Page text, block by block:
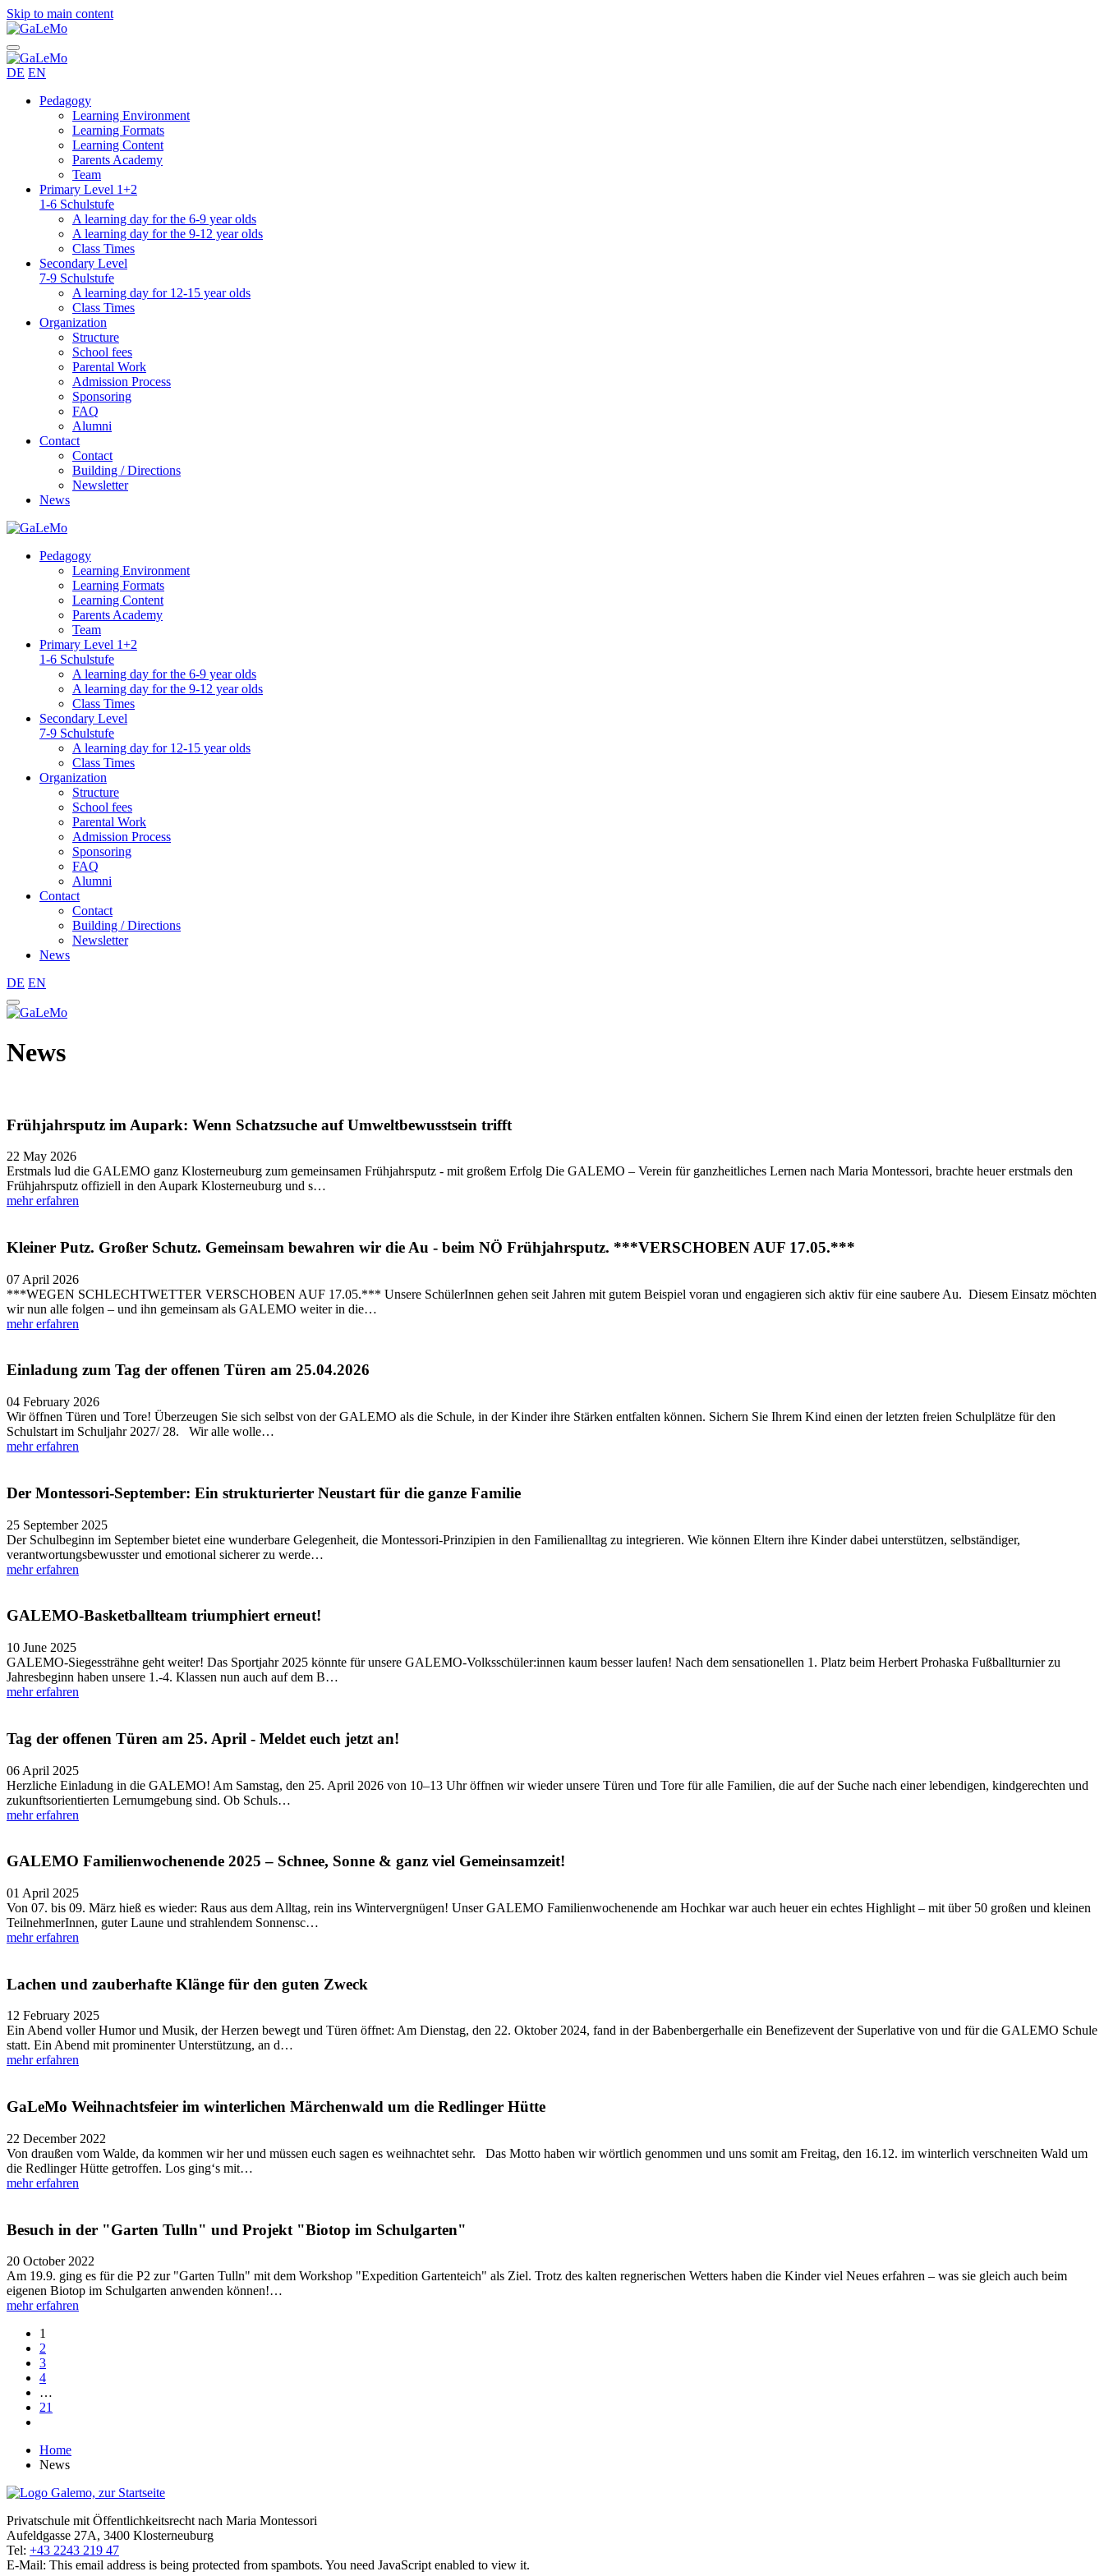
Skip to main content
DE EN
Pedagogy
Learning Environment
Learning Formats
Learning Content
Parents Academy
Team
Primary Level 1+2
1-6 Schulstufe
A learning day for the 6-9 year olds
A learning day for the 9-12 year olds
Class Times
Secondary Level
7-9 Schulstufe
A learning day for 12-15 year olds
Class Times
Organization
Structure
School fees
Parental Work
Admission Process
Sponsoring
FAQ
Alumni
Contact
Contact
Building / Directions
Newsletter
News
Pedagogy
Learning Environment
Learning Formats
Learning Content
Parents Academy
Team
Primary Level 1+2
1-6 Schulstufe
A learning day for the 6-9 year olds
A learning day for the 9-12 year olds
Class Times
Secondary Level
7-9 Schulstufe
A learning day for 12-15 year olds
Class Times
Organization
Structure
School fees
Parental Work
Admission Process
Sponsoring
FAQ
Alumni
Contact
Contact
Building / Directions
Newsletter
News
DE EN
News
Frühjahrsputz im Aupark: Wenn Schatzsuche auf Umweltbewusstsein trifft
22 May 2026
Erstmals lud die GALEMO ganz Klosterneuburg zum gemeinsamen Frühjahrsputz - mit großem Erfolg Die GALEMO – Verein für ganzheitliches Lernen nach Maria Montessori, brachte heuer erstmals den
Frühjahrsputz offiziell in den Aupark Klosterneuburg und s…
mehr erfahren
Kleiner Putz. Großer Schutz. Gemeinsam bewahren wir die Au - beim NÖ Frühjahrsputz. ***VERSCHOBEN AUF 17.05.***
07 April 2026
***WEGEN SCHLECHTWETTER VERSCHOBEN AUF 17.05.*** Unsere SchülerInnen gehen seit Jahren mit gutem Beispiel voran und engagieren sich aktiv für eine saubere Au. Diesem Einsatz möchten
wir nun alle folgen – und ihn gemeinsam als GALEMO weiter in die…
mehr erfahren
Einladung zum Tag der offenen Türen am 25.04.2026
04 February 2026
Wir öffnen Türen und Tore! Überzeugen Sie sich selbst von der GALEMO als die Schule, in der Kinder ihre Stärken entfalten können. Sichern Sie Ihrem Kind einen der letzten freien Schulplätze für den
Schulstart im Schuljahr 2027/ 28. Wir alle wolle…
mehr erfahren
Der Montessori-September: Ein strukturierter Neustart für die ganze Familie
25 September 2025
Der Schulbeginn im September bietet eine wunderbare Gelegenheit, die Montessori-Prinzipien in den Familienalltag zu integrieren. Wie können Eltern ihre Kinder dabei unterstützen, selbständiger,
verantwortungsbewusster und emotional sicherer zu werde…
mehr erfahren
GALEMO-Basketballteam triumphiert erneut!
10 June 2025
GALEMO-Siegessträhne geht weiter! Das Sportjahr 2025 könnte für unsere GALEMO-Volksschüler:innen kaum besser laufen! Nach dem sensationellen 1. Platz beim Herbert Prohaska Fußballturnier zu
Jahresbeginn haben unsere 1.-4. Klassen nun auch auf dem B…
mehr erfahren
Tag der offenen Türen am 25. April - Meldet euch jetzt an!
06 April 2025
Herzliche Einladung in die GALEMO! Am Samstag, den 25. April 2026 von 10–13 Uhr öffnen wir wieder unsere Türen und Tore für alle Familien, die auf der Suche nach einer lebendigen, kindgerechten und
zukunftsorientierten Lernumgebung sind. Ob Schuls…
mehr erfahren
GALEMO Familienwochenende 2025 – Schnee, Sonne & ganz viel Gemeinsamzeit!
01 April 2025
Von 07. bis 09. März hieß es wieder: Raus aus dem Alltag, rein ins Wintervergnügen! Unser GALEMO Familienwochenende am Hochkar war auch heuer ein echtes Highlight – mit über 50 großen und kleinen
TeilnehmerInnen, guter Laune und strahlendem Sonnensc…
mehr erfahren
Lachen und zauberhafte Klänge für den guten Zweck
12 February 2025
Ein Abend voller Humor und Musik, der Herzen bewegt und Türen öffnet: Am Dienstag, den 22. Oktober 2024, fand in der Babenbergerhalle ein Benefizevent der Superlative von und für die GALEMO Schule
statt. Ein Abend mit prominenter Unterstützung, an d…
mehr erfahren
GaLeMo Weihnachtsfeier im winterlichen Märchenwald um die Redlinger Hütte
22 December 2022
Von draußen vom Walde, da kommen wir her und müssen euch sagen es weihnachtet sehr. Das Motto haben wir wörtlich genommen und uns somit am Freitag, den 16.12. im winterlich verschneiten Wald um
die Redlinger Hütte getroffen. Los ging‘s mit…
mehr erfahren
Besuch in der "Garten Tulln" und Projekt "Biotop im Schulgarten"
20 October 2022
Am 19.9. ging es für die P2 zur "Garten Tulln" mit dem Workshop "Expedition Gartenteich" als Ziel. Trotz des kalten regnerischen Wetters haben die Kinder viel Neues erfahren – was sie gleich auch beim
eigenen Biotop im Schulgarten anwenden können!​…
mehr erfahren
1
2
3
4
…
21
Home
News
Privatschule mit Öffentlichkeitsrecht nach Maria Montessori
Aufeldgasse 27A, 3400 Klosterneuburg
Tel: +43 2243 219 47
E-Mail: This email address is being protected from spambots. You need JavaScript enabled to view it.